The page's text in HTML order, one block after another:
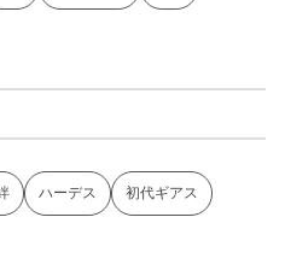
ハーデス 初代ギアス